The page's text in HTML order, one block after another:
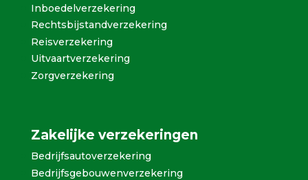
Inboedelverzekering
Rechtsbijstandverzekering
Reisverzekering
Uitvaartverzekering
Zorgverzekering
Zakelijke verzekeringen
Bedrijfsautoverzekering
Bedrijfsgebouwenverzekering